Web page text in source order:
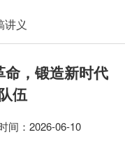
讲义
，锻造新时代
伍
间： 2026-06-10